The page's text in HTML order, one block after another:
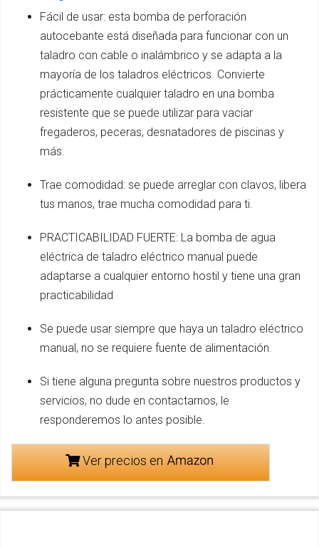
Fácil de usar: esta bomba de perforación
autocebante está diseñada para funcionar con un
taladro con cable o inalámbrico y se adapta a la
mayoría de los taladros eléctricos. Convierte
prácticamente cualquier taladro en una bomba
resistente que se puede utilizar para vaciar
fregaderos, peceras, desnatadores de piscinas y
más.
Trae comodidad: se puede arreglar con clavos, libera
tus manos, trae mucha comodidad para ti.
PRACTICABILIDAD FUERTE: La bomba de agua
eléctrica de taladro eléctrico manual puede
adaptarse a cualquier entorno hostil y tiene una gran
practicabilidad
Se puede usar siempre que haya un taladro eléctrico
manual, no se requiere fuente de alimentación.
Si tiene alguna pregunta sobre nuestros productos y
servicios, no dude en contactarnos, le
responderemos lo antes posible.
Ver precios en